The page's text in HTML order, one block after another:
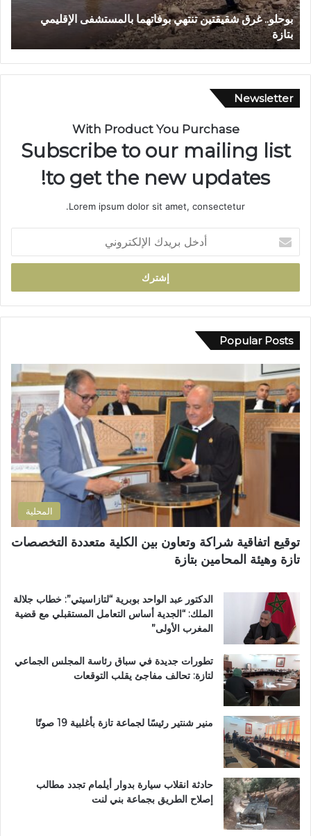
و
ن
ة
ب
ت
ا
ز
ة
ش
ر
ا
م
ي
إ
ب
ؤ
ة
ل
ل
ت
ل
و
ث
و
ي
ب
م
ت
ن
ه
ب
ي
ئ
ي
وادي اجعونة بتازة… شريان مائي يتحول إلى بؤرة
حلم متنزه بيئي
Newsletter
With Product You Purchase
Subscribe to our mailing list
to get the new updates!
Lorem ipsum dolor sit amet, consectetur.
خ
ب
ر
ك
ا
ل
إ
ل
ك
Popular Posts
المحلية
توقيع اتفاقية شراكة وتعاون بين الكلية متعددة التخصصات
تازة وهيئة المحامين بتازة
الدكتور عبد الواحد بوبرية “لتازاسيتي”: خطاب جلالة
الملك: “الجدية أساس التعامل المستقبلي مع قضية
المغرب الأولى”
تطورات جديدة في سباق رئاسة المجلس الجماعي
لتازة: تحالف مفاجئ يقلب التوقعات
منير شنتير رئيسًا لجماعة تازة بأغلبية 19 صوتًا
حادثة انقلاب سيارة بدوار أيلمام تجدد مطالب
إصلاح الطريق بجماعة بني لنت